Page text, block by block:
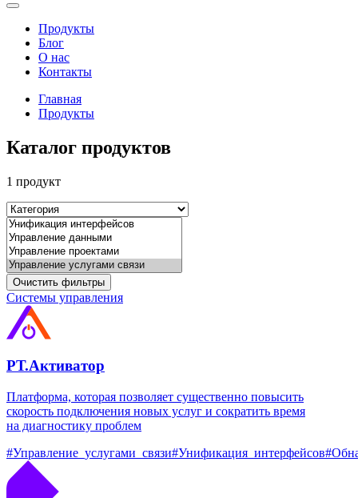
Продукты
Блог
О нас
Контакты
Главная
Продукты
Каталог продуктов
1 продукт
Очистить фильтры
Системы управления
РТ.Активатор
Платформа, которая позволяет существенно повысить
скорость подключения новых услуг и сократить время
на диагностику проблем
#Управление_услугами_связи#Унификация_интерфейсов